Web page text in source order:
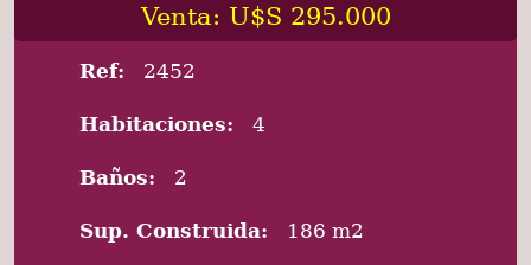
Venta: U$S 295.000
Ref: 2452
Habitaciones: 4
Baños: 2
Sup. Construida: 186 m2